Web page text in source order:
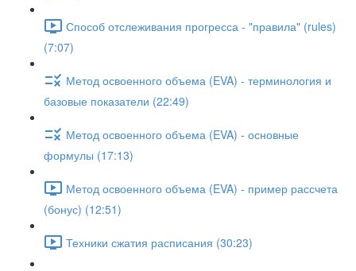
Способ отслеживания прогресса - "правила" (rules)
(7:07)
Метод освоенного объема (EVA) - терминология и
базовые показатели (22:49)
Метод освоенного объема (EVA) - основные
формулы (17:13)
Метод освоенного объема (EVA) - пример рассчета
(бонус) (12:51)
Техники сжатия расписания (30:23)